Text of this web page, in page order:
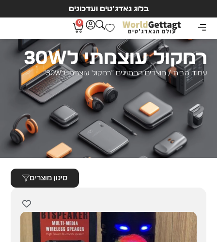
בלוג גאדג’טים ועדכונים
0
רמקול עוצמתי ל30W
עמוד הבית/ מוצרים המתויגים “רמקול עוצמתי ל30W”
סינון מוצרים